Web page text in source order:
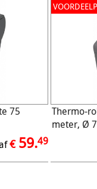
75
€ 59.49
Thermo-
meter, Ø